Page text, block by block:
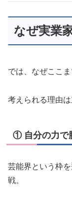
なぜ実業
では、なぜここ
考えられる理由は
① 自分の力で
芸能界という枠
戦。